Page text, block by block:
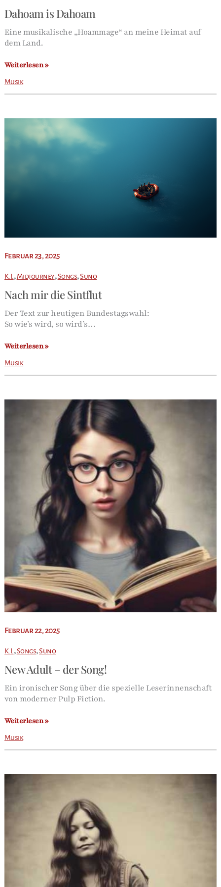
Dahoam is Dahoam
Eine musikalische „Hoammage“ an meine Heimat auf
dem Land.
Dahoam
Dahoam
Weiterlesen »
Musik
Februar 23, 2025
K.I. ,Midjourney,Songs,Suno
Nach mir die Sintflut
Der Text zur heutigen Bundestagswahl:
So wie’s wird, so wird’s…
Nach
die
Sintflut
Weiterlesen »
Musik
Februar 22, 2025
K.I.,Songs,Suno
New Adult – der Song!
Ein ironischer Song über die spezielle Leserinnenschaft
von moderner Pulp Fiction.
New
–
der
Weiterlesen »
Musik